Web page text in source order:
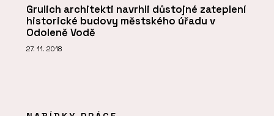
Grulich architekti navrhli důstojné zateplení
historické budovy městského úřadu v
Odoleně Vodě
27. 11. 2018